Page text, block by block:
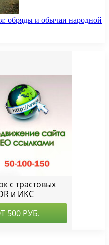
обряды и обычаи народной